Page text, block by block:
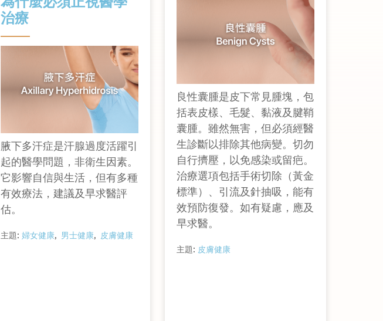
治療
腋下多汗症是汗腺過度活躍引
起的醫學問題，非衛生因素。
它影響自信與生活，但有多種
有效療法，建議及早求醫評
估。
主題: 婦女健康 男士健康 皮膚健康
良性囊腫是皮下常見腫塊，包
括表皮樣、毛髮、黏液及腱鞘
囊腫。雖然無害，但必須經醫
生診斷以排除其他病變。切勿
自行擠壓，以免感染或留疤。
治療選項包括手術切除（黃金
標準）、引流及針抽吸，能有
效預防復發。如有疑慮，應及
早求醫。
主題: 皮膚健康